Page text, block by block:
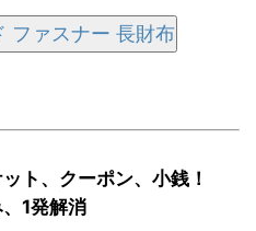
ファスナー 長財布
ト、クーポン、小銭！
1発解消